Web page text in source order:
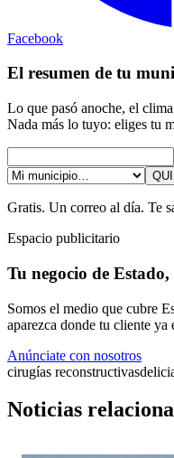
Facebook
El resumen de tu
Lo que pasó anoche, el
Nada más lo tuyo: eliges tu
Gratis. Un correo al día. Te
Espacio publicitario
Tu negocio de
Somos el medio que cubre
aparezca donde tu cliente ya
Anúnciate con nosotros
cirugías reconstructivas
Noticias